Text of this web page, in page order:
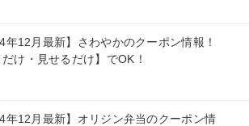
年12月最新】さわやかのクーポン情報！
だけ・見せるだけ】でOK！
年12月最新】オリジン弁当のクーポン情